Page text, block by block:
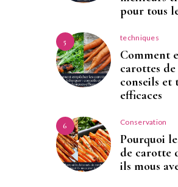
pour tous
5 techniques
Comment
carottes
conseils et
efficaces
6 Conservation
Pourquoi
de carotte
ils mous